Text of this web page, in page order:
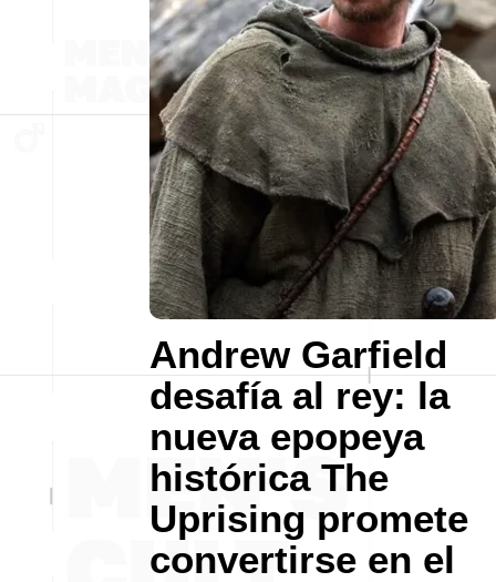
Andrew Garfield
desafía al rey: la
nueva epopeya
histórica The
Uprising promete
convertirse en el